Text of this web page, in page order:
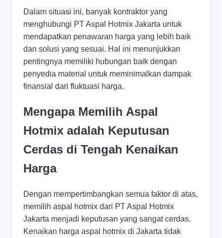
Dalam situasi ini, banyak kontraktor yang
menghubungi PT Aspal Hotmix Jakarta untuk
mendapatkan penawaran harga yang lebih baik
dan solusi yang sesuai. Hal ini menunjukkan
pentingnya memiliki hubungan baik dengan
penyedia material untuk meminimalkan dampak
finansial dari fluktuasi harga.
Mengapa Memilih Aspal
Hotmix adalah Keputusan
Cerdas di Tengah Kenaikan
Harga
Dengan mempertimbangkan semua faktor di atas,
memilih aspal hotmix dari PT Aspal Hotmix
Jakarta menjadi keputusan yang sangat cerdas.
Kenaikan harga aspal hotmix di Jakarta tidak